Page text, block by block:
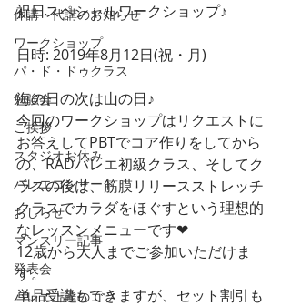
休講・代講のお知らせ
ワークショップ
パ・ド・ドゥクラス
勉強会
ご挨拶
スタジオお休み
バレエコンサート
おしらせ
マンスリー記事
発表会
バレエ上達のコツ
祝日スペシャルワークショップ♪
日時: 2019年8月12日(祝・月)
海の日の次は山の日♪
今回のワークショップはリクエストに
お答えしてPBTでコア作りをしてから
の、RADバレエ初級クラス、そしてク
ラスの後は、筋膜リリースストレッチ
クラスでカラダをほぐすという理想的
なレッスンメニューです❤︎
12歳から大人までご参加いただけま
す。
単品受講もできますが、セット割引も